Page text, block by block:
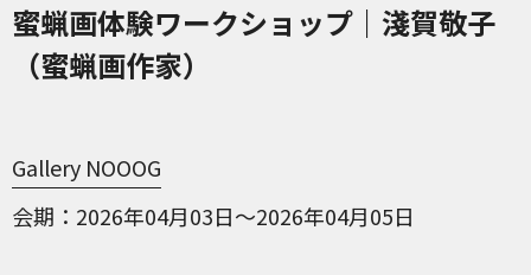
蜜蝋画体験ワークショップ｜淺賀敬子
（蜜蝋画作家）
Gallery NOOOG
会期
2026年04月03日～2026年04月05日